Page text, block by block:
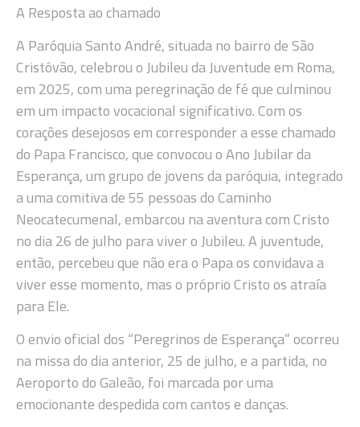
A Resposta ao chamado
A Paróquia Santo André, situada no bairro de São
Cristóvão, celebrou o Jubileu da Juventude em Roma,
em 2025, com uma peregrinação de fé que culminou
em um impacto vocacional significativo. Com os
corações desejosos em corresponder a esse chamado
do Papa Francisco, que convocou o Ano Jubilar da
Esperança, um grupo de jovens da paróquia, integrado
a uma comitiva de 55 pessoas do Caminho
Neocatecumenal, embarcou na aventura com Cristo
no dia 26 de julho para viver o Jubileu. A juventude,
então, percebeu que não era o Papa os convidava a
viver esse momento, mas o próprio Cristo os atraía
para Ele.
O envio oficial dos “Peregrinos de Esperança” ocorreu
na missa do dia anterior, 25 de julho, e a partida, no
Aeroporto do Galeão, foi marcada por uma
emocionante despedida com cantos e danças.